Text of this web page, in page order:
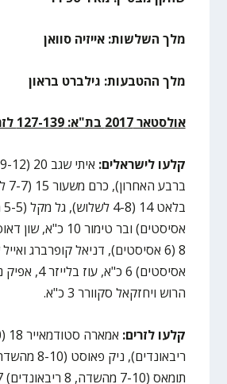
מלך השלשות: אייזיה סוואן
מלך ההטבעות: גילברט בראון
אולסטאר 2017 בת"א: 127-139 לזרים
קלעו לישראלים:
אסיסטים) 6 כ"א,
הרוש ויחזקאל סקוורר 3 כ"א.
קלעו לזרים:
ריבאונדים),